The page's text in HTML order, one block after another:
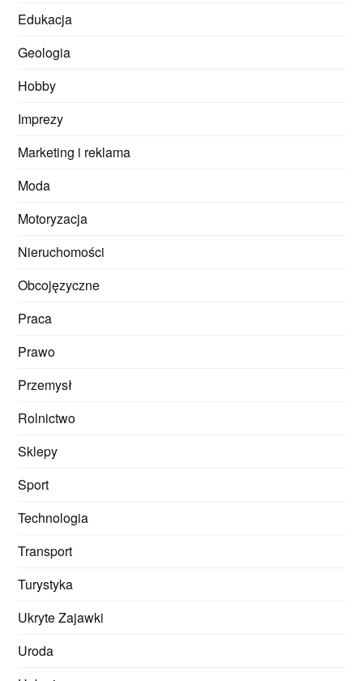
Edukacja
Geologia
Hobby
Imprezy
Marketing i reklama
Moda
Motoryzacja
Nieruchomości
Obcojęzyczne
Praca
Prawo
Przemysł
Rolnictwo
Sklepy
Sport
Technologia
Transport
Turystyka
Ukryte Zajawki
Uroda